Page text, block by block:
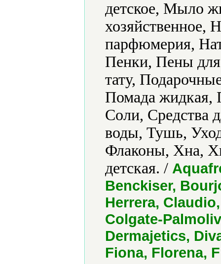
детское, Мыло
хозяйственное,
парфюмерия,
Пенки, Пены
тату,
Помада жидкая,
Соли, Средства
воды, Тушь,
Флаконы, Хна,
детская. /
Benckiser,
Herrera,
Colgate-
Dermajetics,
Fiona, Florena,